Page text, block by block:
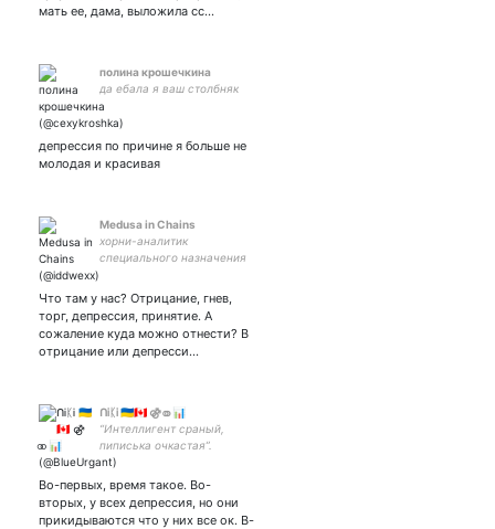
мать ее, дама, выложила сс…
полина крошечкина
да ебала я ваш столбняк
депрессия по причине я больше не
молодая и красивая
Medusa in Chains
хорни-аналитик
специального назначения
Что там у нас? Отрицание, гнев,
торг, депрессия, принятие. А
сожаление куда можно отнести? В
отрицание или депресси…
ᑎᎥᛕᎥ 🇺🇦🇨🇦 ⚣ ⚭ 📊
“Интеллигент сраный,
пиписька очкастая”.
Практикующий #gay🏳‍🌈 👨‍❤‍👨
#StandWithUkraine #JailPutin
Во-первых, время такое. Во-
вторых, у всех депрессия, но они
прикидываются что у них все ок. В-